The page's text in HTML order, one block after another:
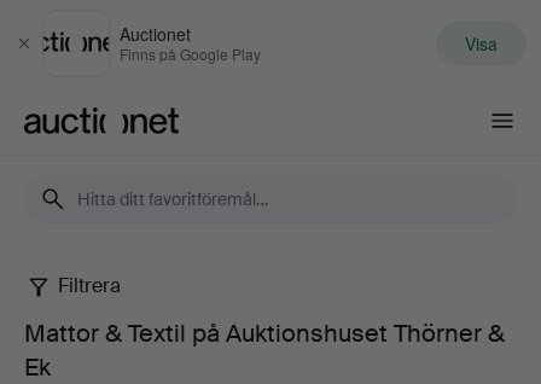
Stäng
Auctionet
Finns på Google Play Visa
Mattor
Filtrera
Mattor & Textil på Auktionshuset Thörner &
Ek